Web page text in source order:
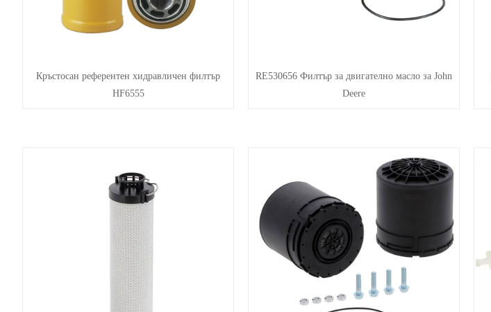
Кръстосан референтен хидравличен филтър
HF6555
RE530656 Филтър за двигателно масло за John
Deere